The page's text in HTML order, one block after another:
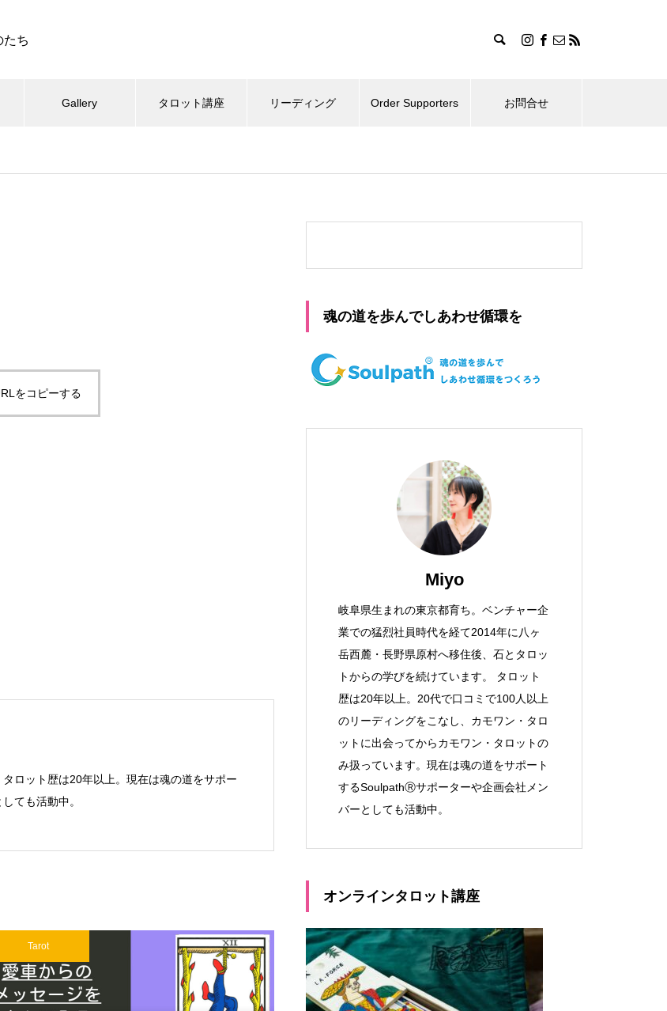
たち
Gallery タロット講座 リーディング Order Supporters お問合せ
をコピーする
ロット歴は20年以上。現在は魂の道をサポー
ても活動中。
Tarot
魂の道を歩んでしあわせ循環を
Miyo
岐阜県生まれの東京都育ち。ベンチャー企
業での猛烈社員時代を経て2014年に八ヶ
岳西麓・長野県原村へ移住後、石とタロッ
トからの学びを続けています。 タロット
歴は20年以上。20代で口コミで100人以上
のリーディングをこなし、カモワン・タロ
ットに出会ってからカモワン・タロットの
み扱っています。現在は魂の道をサポート
するSoulpathⓇサポーターや企画会社メン
バーとしても活動中。
オンラインタロット講座